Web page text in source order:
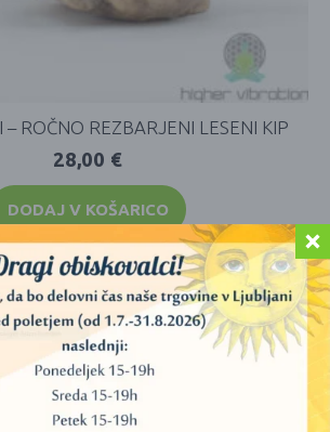
– ROČNO REZBARJENI LESENI KIP
28,00 €
DODAJ V KOŠARICO